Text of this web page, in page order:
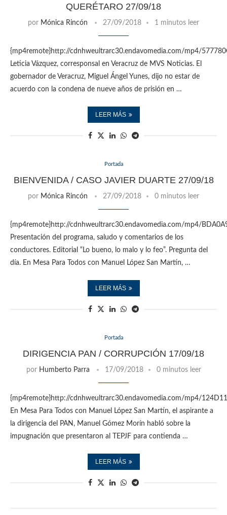
QUERÉTARO 27/09/18
por Mónica Rincón 27/09/2018 1 minutos leer
{mp4remote}http://cdnhweultrarc30.endavomedia.com/mp4/
Leticia Vázquez, corresponsal en Veracruz de MVS Noticias. El
gobernador de Veracruz, Miguel Ángel Yunes, dijo no estar de
acuerdo con la condena de nueve años de prisión en …
LEER MÁS
Portada
BIENVENIDA / CASO JAVIER DUARTE 27/09/18
por Mónica Rincón 27/09/2018 0 minutos leer
{mp4remote}http://cdnhweultrarc30.endavomedia.com/mp4/
Presentación del programa, saludo y comentarios de los
conductores. Editorial “Lo bueno, lo malo y lo feo”. Pregunta del
día. En Mesa Para Todos con Manuel López San Martín, …
LEER MÁS
Portada
DIRIGENCIA PAN / CORRUPCIÓN 17/09/18
por Humberto Parra 17/09/2018 0 minutos leer
{mp4remote}http://cdnhweultrarc30.endavomedia.com/mp4/
En Mesa Para Todos con Manuel López San Martín, el aspirante a
la dirigencia del PAN, Manuel Gómez Morín habló sobre la
impugnación que presentaron al TEPJF para contienda …
LEER MÁS